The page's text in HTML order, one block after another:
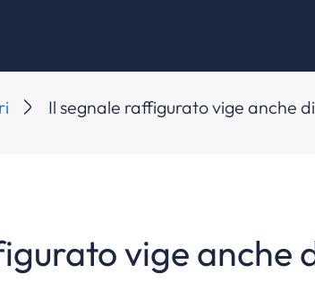
Il segnale raffigurato vige anche
vige anche